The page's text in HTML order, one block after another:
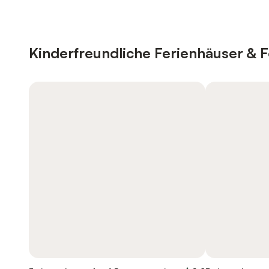
Kinderfreundliche Ferienhäuser &